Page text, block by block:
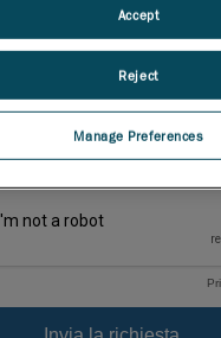
Manage Preferences
Reject
Accept